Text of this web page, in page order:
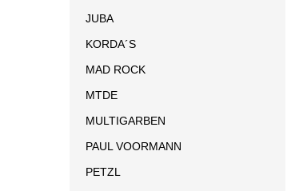
JUBA
KORDA´S
MAD ROCK
MTDE
MULTIGARBEN
PAUL VOORMANN
PETZL